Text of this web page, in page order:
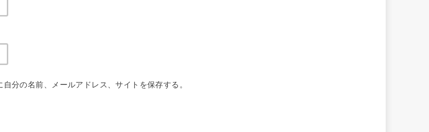
分の名前、メールアドレス、サイトを保存する。